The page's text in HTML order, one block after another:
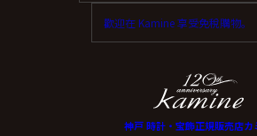
歡迎在 Kamine 享受免稅購物。
神戸 時計・宝飾正規販売店カ